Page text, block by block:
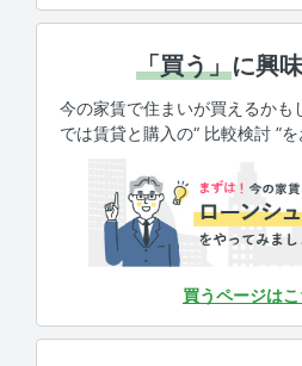
「買う」に興
今の家賃で住まいが買えるかも
では賃貸と購入の“ 比較検討 ”
買うページは